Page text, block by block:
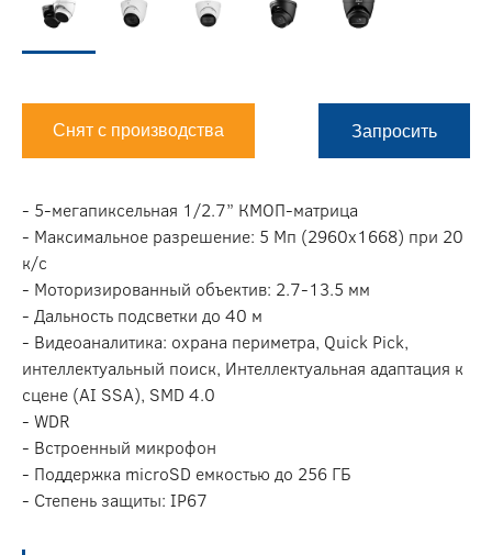
Снят с производства Запросить
- 5-мегапиксельная 1/2.7” КМОП-матрица
- Максимальное разрешение: 5 Мп (2960x1668) при 20
к/с
- Моторизированный объектив: 2.7-13.5 мм
- Дальность подсветки до 40 м
- Видеоаналитика: охрана периметра, Quick Pick,
интеллектуальный поиск, Интеллектуальная адаптация к
сцене (AI SSA), SMD 4.0
- WDR
- Встроенный микрофон
- Поддержка microSD емкостью до 256 ГБ
- Степень защиты: IP67